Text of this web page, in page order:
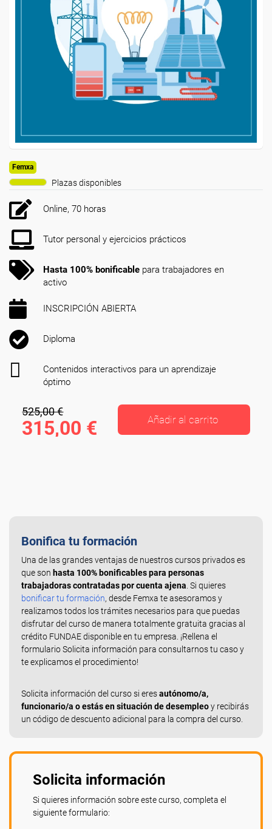
Femxa
Plazas disponibles
Online, 70 horas
Tutor personal y ejercicios prácticos
Hasta 100% bonificable para trabajadores en
activo
INSCRIPCIÓN ABIERTA
Diploma
Contenidos interactivos para un aprendizaje
óptimo
525,00 €
315,00 € Añadir al carrito
Bonifica tu formación
Una de las grandes ventajas de nuestros cursos privados es
que son hasta 100% bonificables para personas
trabajadoras contratadas por cuenta ajena . Si quieres
bonificar tu formación, desde Femxa te asesoramos y
realizamos todos los trámites necesarios para que puedas
disfrutar del curso de manera totalmente gratuita gracias al
crédito FUNDAE disponible en tu empresa. ¡Rellena el
formulario Solicita información para consultarnos tu caso y
te explicamos el procedimiento!
Solicita información del curso si eresautónomo/a,
funcionario/a o estás en situación de desempleoy recibirás
un código de descuento adicional para la compra del curso.
Solicita información
Si quieres información sobre este curso, completa el
siguiente formulario: